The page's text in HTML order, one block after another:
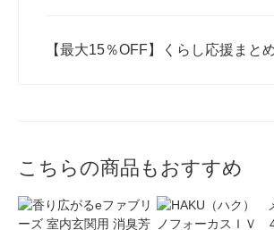
【最大15％OFF】くらし応援まと
こちらの商品もおすすめ